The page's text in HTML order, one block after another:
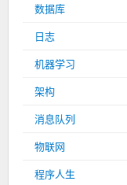
数据库
日志
机器学习
架构
消息队列
物联网
程序人生